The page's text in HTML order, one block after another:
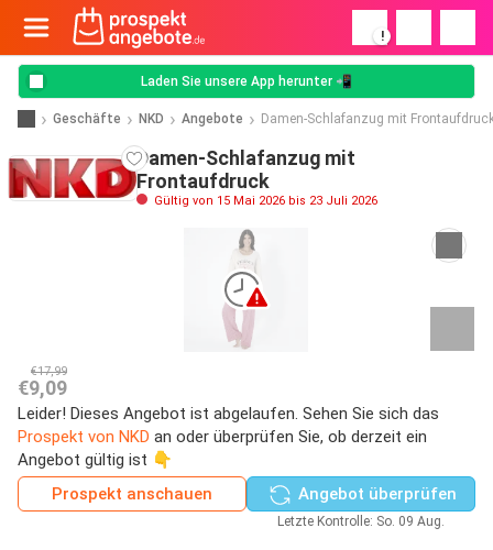
!
Laden Sie unsere App herunter 📲
Geschäfte NKD Angebote Damen-Schlafanzug mit
Damen-Schlafanzug mit
Frontaufdruck
Gültig von 15 Mai 2026 bis 23 Juli 2026
€17,99
€9,09
Leider! Dieses Angebot ist abgelaufen. Sehen Sie sich das
Prospekt von NKD an oder überprüfen Sie, ob derzeit ein
Angebot gültig ist 👇
Prospekt anschauen
Angebot überprüfen
Letzte Kontrolle: So. 09 Aug.